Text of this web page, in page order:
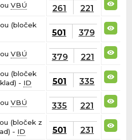
VBÚ 261 221
(bloček
501 379
VBÚ 379 221
(bloček
- ID 501 335
VBÚ 335 221
(bloček z
- ID 501 231